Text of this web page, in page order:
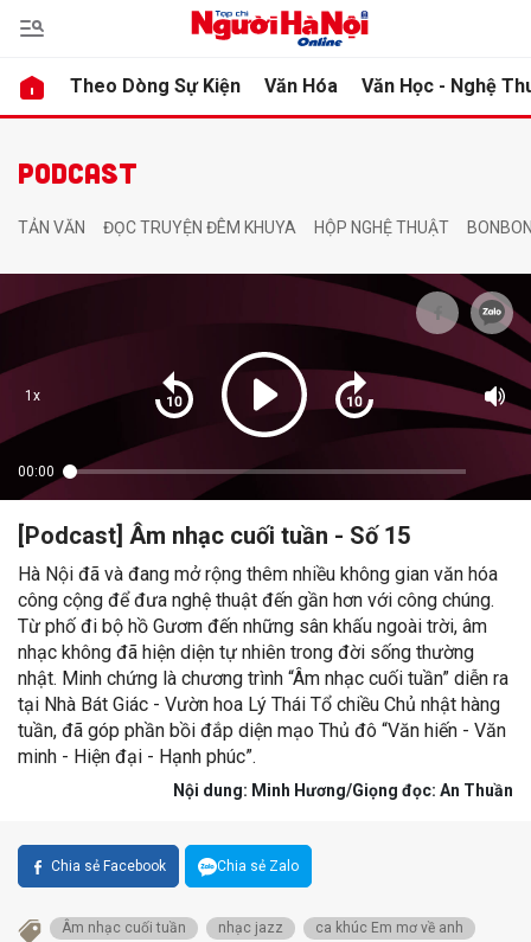
Theo Dòng Sự Kiện Văn Hóa Văn Học - Nghệ
PODCAST
TẢN VĂN ĐỌC TRUYỆN ĐÊM KHUYA HỘP NGHỆ THUẬT
1x
00:00
[Podcast] Âm nhạc cuối tuần - Số 15
Hà Nội đã và đang mở rộng thêm nhiều không gian văn hóa
công cộng để đưa nghệ thuật đến gần hơn với công chúng.
Từ phố đi bộ hồ Gươm đến những sân khấu ngoài trời, âm
nhạc không đã hiện diện tự nhiên trong đời sống thường
nhật. Minh chứng là chương trình “Âm nhạc cuối tuần” diễn ra
tại Nhà Bát Giác - Vườn hoa Lý Thái Tổ chiều Chủ nhật hàng
tuần, đã góp phần bồi đắp diện mạo Thủ đô “Văn hiến - Văn
minh - Hiện đại - Hạnh phúc”.
Nội dung: Minh Hương/Giọng đọc: An Thuần
Chia sẻ Facebook Chia sẻ Zalo
Âm nhạc cuối tuần nhạc jazz
ca khúc Em mơ về anh
luận
luận